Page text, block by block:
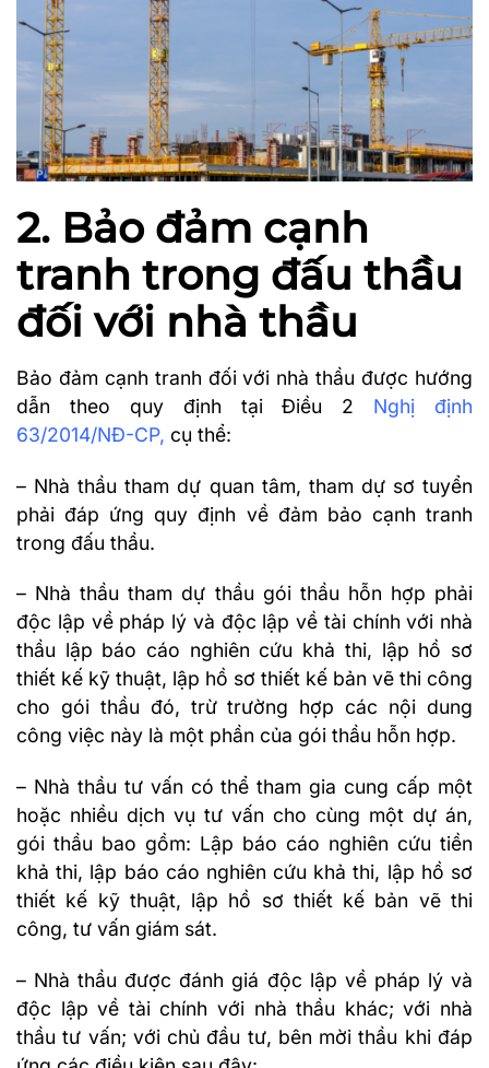
2. Bảo đảm cạnh
tranh trong đấu thầu
đối với nhà thầu
Bảo đảm cạnh tranh đối với nhà thầu được hướng
dẫn theo quy định tại Điều 2 Nghị định
63/2014/NĐ-CP, cụ thể:
– Nhà thầu tham dự quan tâm, tham dự sơ tuyển
phải đáp ứng quy định về đảm bảo cạnh tranh
trong đấu thầu.
– Nhà thầu tham dự thầu gói thầu hỗn hợp phải
độc lập về pháp lý và độc lập về tài chính với nhà
thầu lập báo cáo nghiên cứu khả thi, lập hồ sơ
thiết kế kỹ thuật, lập hồ sơ thiết kế bản vẽ thi công
cho gói thầu đó, trừ trường hợp các nội dung
công việc này là một phần của gói thầu hỗn hợp.
– Nhà thầu tư vấn có thể tham gia cung cấp một
hoặc nhiều dịch vụ tư vấn cho cùng một dự án,
gói thầu bao gồm: Lập báo cáo nghiên cứu tiền
khả thi, lập báo cáo nghiên cứu khả thi, lập hồ sơ
thiết kế kỹ thuật, lập hồ sơ thiết kế bản vẽ thi
công, tư vấn giám sát.
– Nhà thầu được đánh giá độc lập về pháp lý và
độc lập về tài chính với nhà thầu khác; với nhà
thầu tư vấn; với chủ đầu tư, bên mời thầu khi đáp